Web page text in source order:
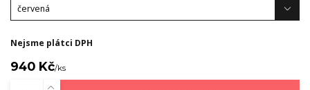
Nejsme plátci DPH
940 Kč/ks